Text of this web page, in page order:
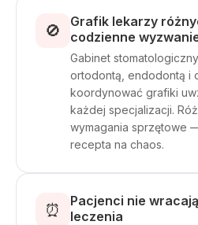
🚫
Grafik lekarzy
codzienne
Gabinet
ortodontą, endodontą i
koordynować grafiki
każdej specjalizacji.
wymagania sprzętowe
recepta na chaos.
⏰
Pacjenci nie
leczenia